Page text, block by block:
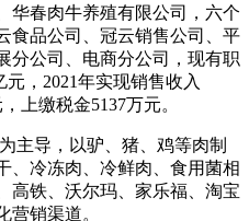
华春肉牛养殖有限公司，六个
食品公司、冠云销售公司、平
分公司、电商分公司，现有职
，2021年实现销售收入
上缴税金5137万元。
主导，以驴、猪、鸡等肉制
、冷冻肉、冷鲜肉、食用菌相
高铁、沃尔玛、家乐福、淘宝
营销渠道。